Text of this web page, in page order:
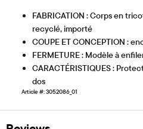
FABRICATION : Corps en
recyclé, importé
COUPE ET CONCEPTION :
FERMETURE : Modèle à
CARACTÉRISTIQUES :
dos
Article #: 3052086_01